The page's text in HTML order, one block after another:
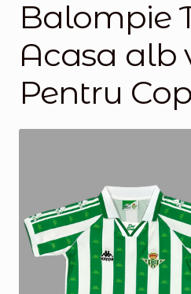
Balompie
Acasa alb
Pentru